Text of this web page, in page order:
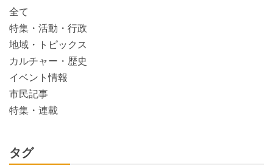
全て
特集・活動・行政
地域・トピックス
カルチャー・歴史
イベント情報
市民記事
特集・連載
タグ